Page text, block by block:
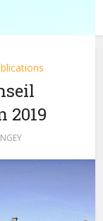
2019